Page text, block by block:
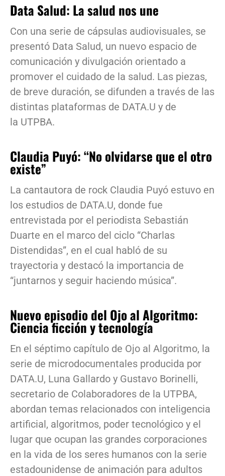
Data Salud: La salud nos une
Con una serie de cápsulas audiovisuales, se
presentó Data Salud, un nuevo espacio de
comunicación y divulgación orientado a
promover el cuidado de la salud. Las piezas,
de breve duración, se difunden a través de las
distintas plataformas de DATA.U y de
la UTPBA.
Claudia Puyó: “No olvidarse que el otro
existe”
La cantautora de rock Claudia Puyó estuvo en
los estudios de DATA.U, donde fue
entrevistada por el periodista Sebastián
Duarte en el marco del ciclo “Charlas
Distendidas”, en el cual habló de su
trayectoria y destacó la importancia de
“juntarnos y seguir haciendo música”.
Nuevo episodio del Ojo al Algoritmo:
Ciencia ficción y tecnología
En el séptimo capítulo de Ojo al Algoritmo, la
serie de microdocumentales producida por
DATA.U, Luna Gallardo y Gustavo Borinelli,
secretario de Colaboradores de la UTPBA,
abordan temas relacionados con inteligencia
artificial, algoritmos, poder tecnológico y el
lugar que ocupan las grandes corporaciones
en la vida de los seres humanos con la serie
estadounidense de animación para adultos